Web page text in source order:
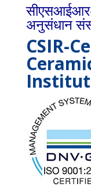
सीएसआईआर-
अनुसंधान
CSIR-